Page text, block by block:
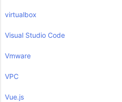
virtualbox
Visual Studio Code
Vmware
VPC
Vue.js